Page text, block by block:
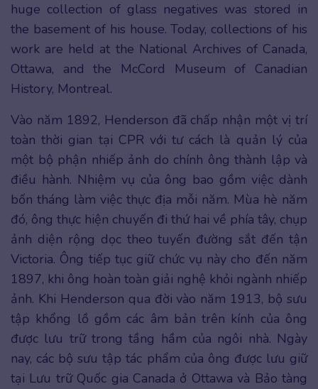
huge collection of glass negatives was stored in
the basement of his house. Today, collections of his
work are held at the National Archives of Canada,
Ottawa, and the McCord Museum of Canadian
History, Montreal.
Vào năm 1892, Henderson đã chấp nhận một vị trí
toàn thời gian tại CPR với tư cách là quản lý của
một bộ phận nhiếp ảnh do chính ông thành lập và
điều hành. Nhiệm vụ của ông bao gồm việc dành
bốn tháng làm việc thực địa mỗi năm. Mùa hè năm
đó, ông thực hiện chuyến đi thứ hai về phía tây, chụp
ảnh diện rộng dọc theo tuyến đường sắt đến tận
Victoria. Ông tiếp tục giữ chức vụ này cho đến năm
1897, khi ông hoàn toàn giải nghệ khỏi ngành nhiếp
ảnh. Khi Henderson qua đời vào năm 1913, bộ sưu
tập khổng lồ gồm các âm bản trên kính của ông
được lưu trữ trong tầng hầm của ngôi nhà. Ngày
nay, các bộ sưu tập tác phẩm của ông được lưu giữ
tại Lưu trữ Quốc gia Canada ở Ottawa và Bảo tàng